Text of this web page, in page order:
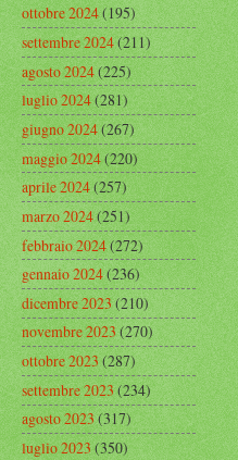
ottobre 2024(195)
settembre 2024(211)
agosto 2024(225)
luglio 2024(281)
giugno 2024(267)
maggio 2024(220)
aprile 2024(257)
marzo 2024(251)
febbraio 2024(272)
gennaio 2024(236)
dicembre 2023(210)
novembre 2023(270)
ottobre 2023(287)
settembre 2023(234)
agosto 2023(317)
luglio 2023(350)